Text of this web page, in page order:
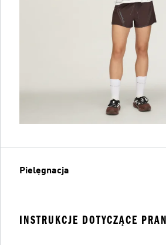
Pielęgnacja
INSTRUKCJE DOTYCZĄCE